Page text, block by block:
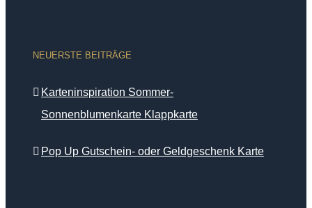
NEUERSTE BEITRÄGE
Karteninspiration Sommer-
Sonnenblumenkarte Klappkarte
Pop Up Gutschein- oder Geldgeschenk Karte